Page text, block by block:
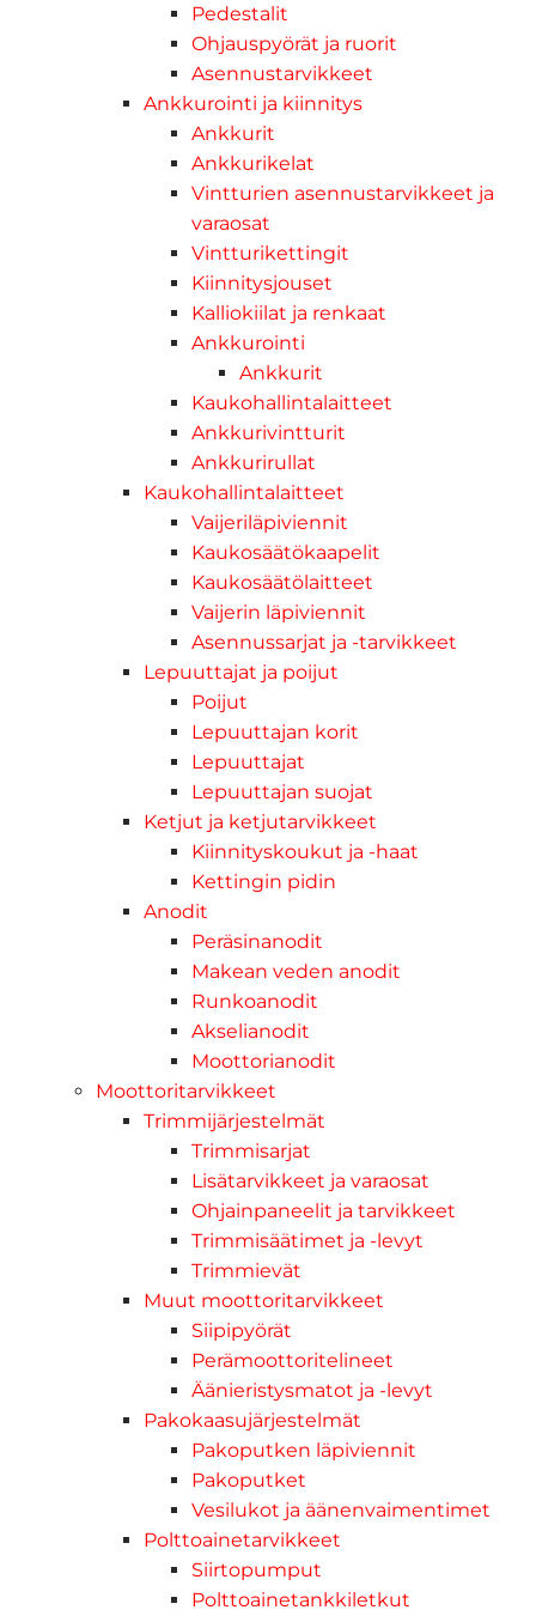
Pedestalit
Ohjauspyörät ja ruorit
Asennustarvikkeet
Ankkurointi ja kiinnitys
Ankkurit
Ankkurikelat
Vintturien asennustarvikkeet ja
varaosat
Vintturikettingit
Kiinnitysjouset
Kalliokiilat ja renkaat
Ankkurointi
Ankkurit
Kaukohallintalaitteet
Ankkurivintturit
Ankkurirullat
Kaukohallintalaitteet
Vaijeriläpiviennit
Kaukosäätökaapelit
Kaukosäätölaitteet
Vaijerin läpiviennit
Asennussarjat ja -tarvikkeet
Lepuuttajat ja poijut
Poijut
Lepuuttajan korit
Lepuuttajat
Lepuuttajan suojat
Ketjut ja ketjutarvikkeet
Kiinnityskoukut ja -haat
Kettingin pidin
Anodit
Peräsinanodit
Makean veden anodit
Runkoanodit
Akselianodit
Moottorianodit
Moottoritarvikkeet
Trimmijärjestelmät
Trimmisarjat
Lisätarvikkeet ja varaosat
Ohjainpaneelit ja tarvikkeet
Trimmisäätimet ja -levyt
Trimmievät
Muut moottoritarvikkeet
Siipipyörät
Perämoottoritelineet
Äänieristysmatot ja -levyt
Pakokaasujärjestelmät
Pakoputken läpiviennit
Pakoputket
Vesilukot ja äänenvaimentimet
Polttoainetarvikkeet
Siirtopumput
Polttoainetankkiletkut